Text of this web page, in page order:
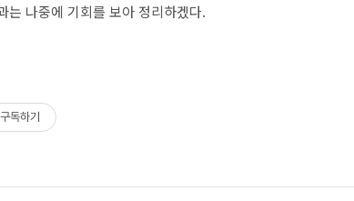
는 나중에 기회를 보아 정리하겠다.
구독하기